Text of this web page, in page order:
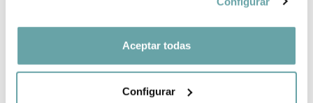
Aceptar todas
Configurar
ALTRES CLIENTS TAMBÉ VAN VEURE